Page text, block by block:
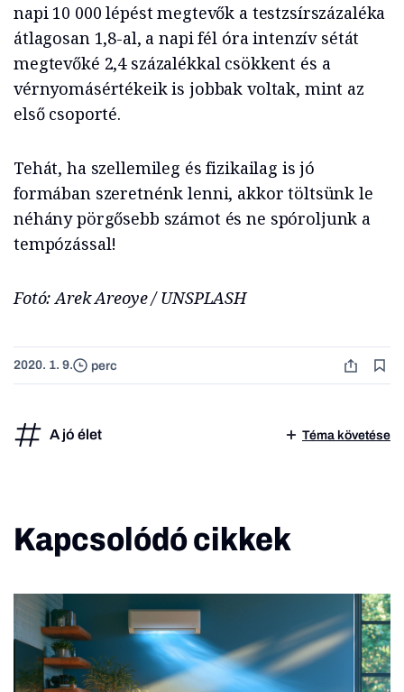
napi 10 000 lépést megtevők a testzsírszázaléka
átlagosan 1,8-al, a napi fél óra intenzív sétát
megtevőké 2,4 százalékkal csökkent és a
vérnyomásértékeik is jobbak voltak, mint az
első csoporté.
Tehát, ha szellemileg és fizikailag is jó
formában szeretnénk lenni, akkor töltsünk le
néhány pörgősebb számot és ne spóroljunk a
tempózással!
Fotó: Arek Areoye / UNSPLASH
2020. 1. 9. perc
A jó élet Téma követése
Kapcsolódó cikkek